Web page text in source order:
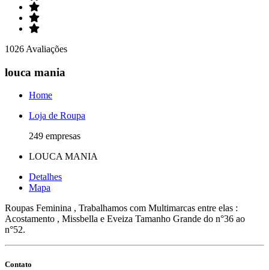
1026 Avaliações
louca mania
Home
Loja de Roupa
249 empresas
LOUCA MANIA
Detalhes
Mapa
Roupas Feminina , Trabalhamos com Multimarcas entre elas :
Acostamento , Missbella e Eveiza Tamanho Grande do n°36 ao
n°52.
Contato